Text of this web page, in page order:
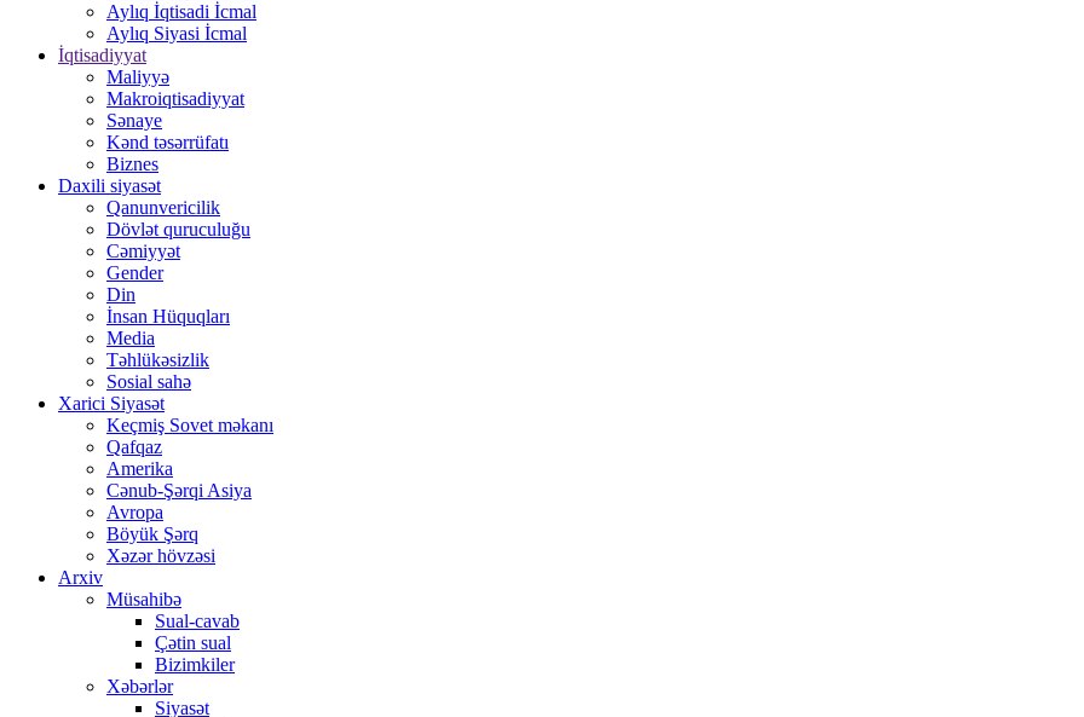
Aylıq İqtisadi İcmal
Aylıq Siyasi İcmal
İqtisadiyyat
Maliyyə
Makroiqtisadiyyat
Sənaye
Kənd təsərrüfatı
Biznes
Daxili siyasət
Qanunvericilik
Dövlət quruculuğu
Cəmiyyət
Gender
Din
İnsan Hüquqları
Media
Təhlükəsizlik
Sosial sahə
Xarici Siyasət
Keçmiş Sovet məkanı
Qafqaz
Amerika
Cənub-Şərqi Asiya
Avropa
Böyük Şərq
Xəzər hövzəsi
Arxiv
Müsahibə
Sual-cavab
Çətin sual
Bizimkiler
Xəbərlər
Siyasət